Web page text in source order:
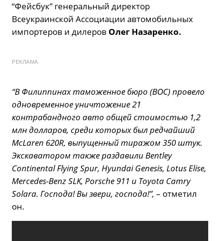
“Фейсбук” генеральный директор
Всеукраинской Ассоциации автомобильных
импортеров и дилеров Олег Назаренко.
РЕКЛАМА
“В Филиппинах таможенное бюро (BOC) провело
одновременное уничтожение 21
контрабандного авто общей стоимостью 1,2
млн долларов, среди которых был редчайший
McLaren 620R, выпущенный тиражом 350 штук.
Экскаватором также раздавили Bentley
Continental Flying Spur, Hyundai Genesis, Lotus Elise,
Mercedes-Benz SLK, Porsche 911 и Toyota Camry
Solara. Господа! Вы звери, господа!”, – отметил
он.